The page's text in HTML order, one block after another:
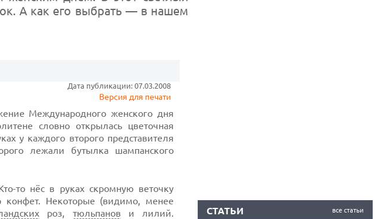
А как его выбрать — в нашем
Дата публикации: 07.03.2008
Версия для печати
Международного женского дня
словно открылась цветочная
у каждого второго представителя
лежали бутылка шампанского
то нёс в руках скромную веточку
конфет. Некоторые (видимо, менее
роз, тюльпанов и лилий.
все статьи
СТАТЬИ
ОБЗОР ПЫЛЕСОСА DREAME Z40
AQUACYCLE PRO